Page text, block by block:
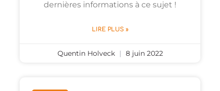
dernières informations à ce sujet !
LIRE PLUS »
Quentin Holveck 8 juin 2022